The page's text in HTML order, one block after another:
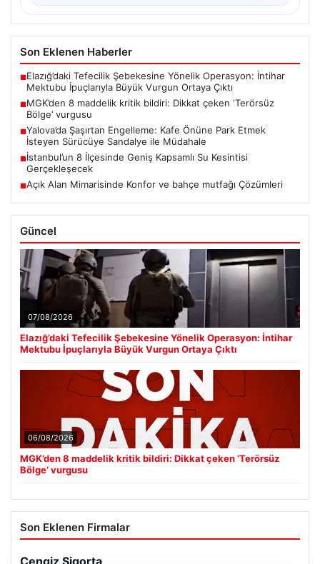
Son Eklenen Haberler
■Elazığ’daki Tefecilik Şebekesine Yönelik Operasyon: İntihar
Mektubu İpuçlarıyla Büyük Vurgun Ortaya Çıktı
■MGK’den 8 maddelik kritik bildiri: Dikkat çeken ‘Terörsüz
Bölge’ vurgusu
■Yalova’da Şaşırtan Engelleme: Kafe Önüne Park Etmek
İsteyen Sürücüye Sandalye ile Müdahale
■İstanbul’un 8 İlçesinde Geniş Kapsamlı Su Kesintisi
Gerçekleşecek
■Açık Alan Mimarisinde Konfor ve bahçe mutfağı Çözümleri
Güncel
07/08/2026
Elazığ’daki Tefecilik Şebekesine Yönelik Operasyon: İntihar
Mektubu İpuçlarıyla Büyük Vurgun Ortaya Çıktı
06/08/2026
MGK’den 8 maddelik kritik bildiri: Dikkat çeken ‘Terörsüz
Bölge’ vurgusu
Son Eklenen Firmalar